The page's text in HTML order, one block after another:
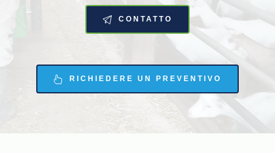
CONTATTO
RICHIEDERE UN PREVENTIVO